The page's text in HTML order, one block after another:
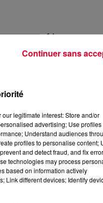
1 h
Google MIX :
legitimate interest: Store and/or
advertising; Use profiles
Understand audiences
profiles to personalise content;
and detect fraud, and fix
technologies may process
based on information actively
Link different devices; Identify
Continuer sans